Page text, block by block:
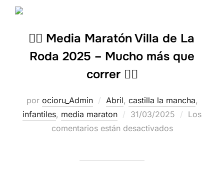
🏃‍♀️ Media Maratón Villa de La
Roda 2025 – Mucho más que
correr 🏃‍♂️
por ocioru_Admin Abril, castilla la mancha,
infantiles, media maraton 31/03/2025
Los
comentarios están desactivados